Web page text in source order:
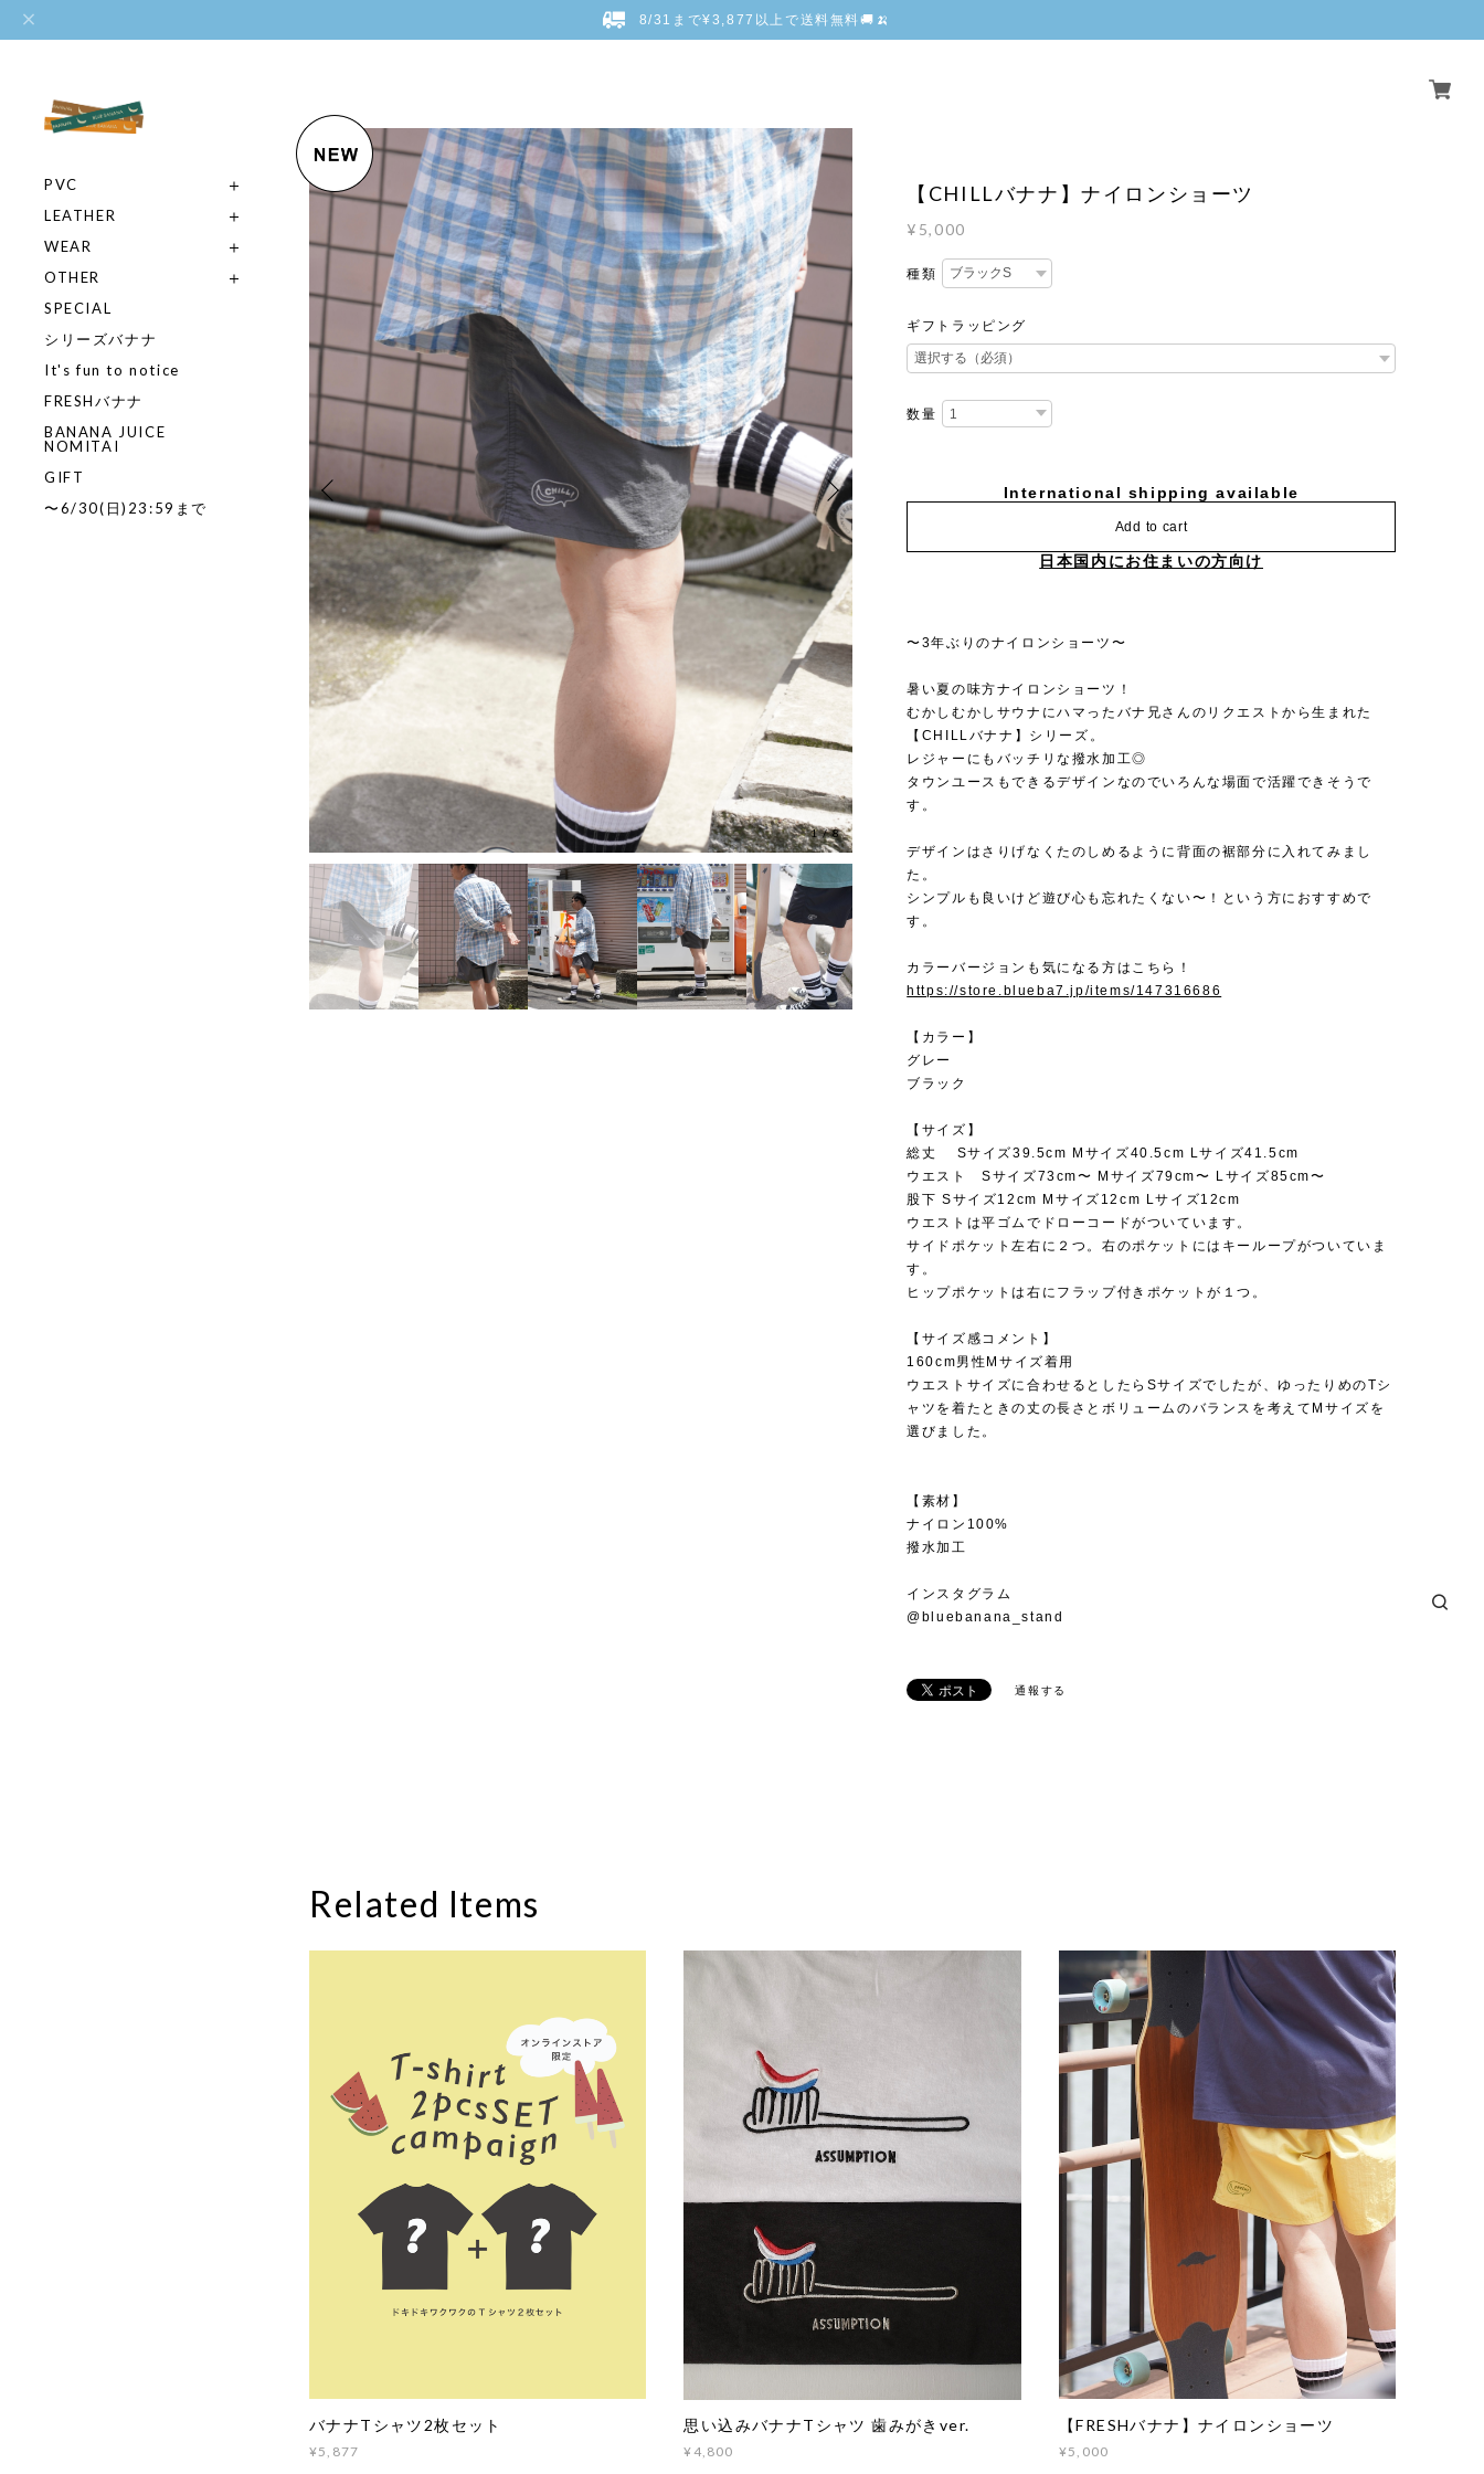
8/31まで¥3,877以上で送料無料🚚🍌
PVC
LEATHER
WEAR
OTHER
SPECIAL
シリーズバナナ
It's fun to notice
FRESHバナナ
BANANA JUICE
NOMITAI
GIFT
〜6/30(日)23:59まで
1/8
【CHILLバナナ】ナイロンショーツ
¥5,000
種類
ギフトラッピング
数量
International shipping available
Add to cart
日本国内にお住まいの方向け
〜3年ぶりのナイロンショーツ〜
暑い夏の味方ナイロンショーツ！
むかしむかしサウナにハマったバナ兄さんのリクエストから生まれた
【CHILLバナナ】シリーズ。
レジャーにもバッチリな撥水加工◎
タウンユースもできるデザインなのでいろんな場面で活躍できそうで
す。
デザインはさりげなくたのしめるように背面の裾部分に入れてみまし
た。
シンプルも良いけど遊び心も忘れたくない〜！という方におすすめで
す。
カラーバージョンも気になる方はこちら！
https://store.blueba7.jp/items/147316686
【カラー】
グレー
ブラック
【サイズ】
総丈 Sサイズ39.5cm Mサイズ40.5cm Lサイズ41.5cm
ウエスト Sサイズ73cm〜 Mサイズ79cm〜 Lサイズ85cm〜
股下 Sサイズ12cm Mサイズ12cm Lサイズ12cm
ウエストは平ゴムでドローコードがついています。
サイドポケット左右に２つ。右のポケットにはキーループがついていま
す。
ヒップポケットは右にフラップ付きポケットが１つ。
【サイズ感コメント】
160cm男性Mサイズ着用
ウエストサイズに合わせるとしたらSサイズでしたが、ゆったりめのTシ
ャツを着たときの丈の長さとボリュームのバランスを考えてMサイズを
選びました。
【素材】
ナイロン100%
撥水加工
インスタグラム
@bluebanana_stand
通報する
Related Items
バナナTシャツ2枚セット
¥5,877
思い込みバナナTシャツ 歯みがきver.
¥4,800
【FRESHバナナ】ナイロンショーツ
¥5,000